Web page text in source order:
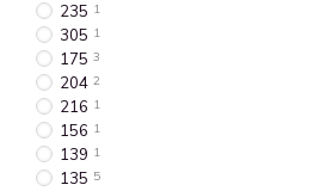
235 1
305 1
175 3
204 2
216 1
156 1
139 1
135 5